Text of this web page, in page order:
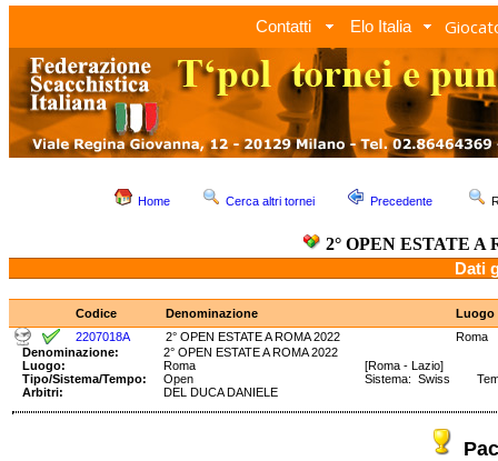
Contatti Elo Italia
Home Cerca altri tornei Precedente
2° OPEN ESTATE A
Dati
Codice Denominazione
Luogo
2207018A
2° OPEN ESTATE A ROMA 2022
Roma
Denominazione:
2° OPEN ESTATE A ROMA 2022
Luogo:
Roma
[Roma - Lazio]
Tipo/Sistema/Tempo:
Open
Sistema: Swiss
Arbitri:
DEL DUCA DANIELE